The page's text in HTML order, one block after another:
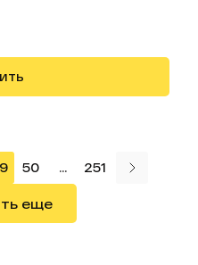
50 ... 251
еще